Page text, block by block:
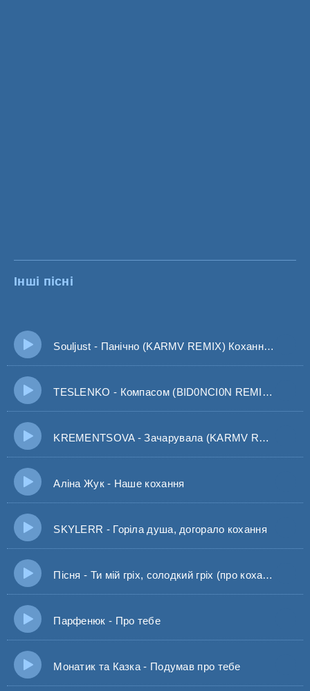
Інші пісні
Souljust - Панічно (KARMV REMIX) Кохання наше буде жити вічно без тебе я боюся вже панічно
TESLENKO - Компасом (BID0NCI0N REMIX) Я можу стати для тебе компасом
KREMENTSOVA - Зачарувала (KARMV REMIX) А я тебе зачарувала Тебе собі я загадала
Аліна Жук - Наше кохання
SKYLERR - Горіла душа, догорало кохання
Пісня - Ти мій гріх, солодкий гріх (про кохання)
Парфенюк - Про тебе
Монатик та Казка - Подумав про тебе